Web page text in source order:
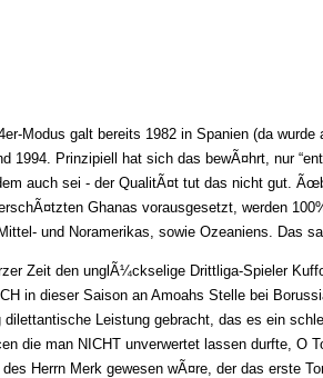
Modus galt bereits 1982 in Spanien (da wurde
1994. Prinzipiell hat sich das bewÃ¤hrt, nur
auch sei - der QualitÃ¤t tut das nicht gut.
Ghanas vorausgesetzt, werden
und Noramerikas, sowie Ozeaniens. Das
Zeit den unglÃ¼ckselige Drittliga-Spieler
in dieser Saison an Amoahs Stelle bei
Leistung gebracht, das es ein
die man NICHT unverwertet lassen durfte, O
Herrn Merk gewesen wÃ¤re, der das erste